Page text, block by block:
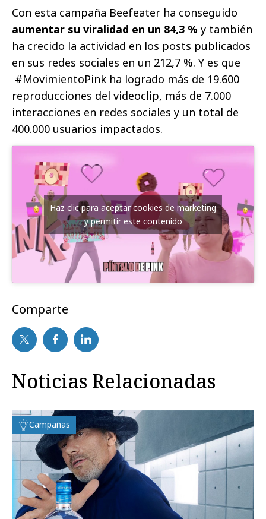
Con esta campaña Beefeater ha conseguido
aumentar su viralidad en un 84,3 % y también
ha crecido la actividad en los posts publicados
en sus redes sociales en un 212,7 %. Y es que
#MovimientoPink ha logrado más de 19.600
reproducciones del videoclip, más de 7.000
interacciones en redes sociales y un total de
400.000 usuarios impactados.
Haz clic para aceptar cookies de marketing
y permitir este contenido
Comparte
Noticias Relacionadas
Campañas